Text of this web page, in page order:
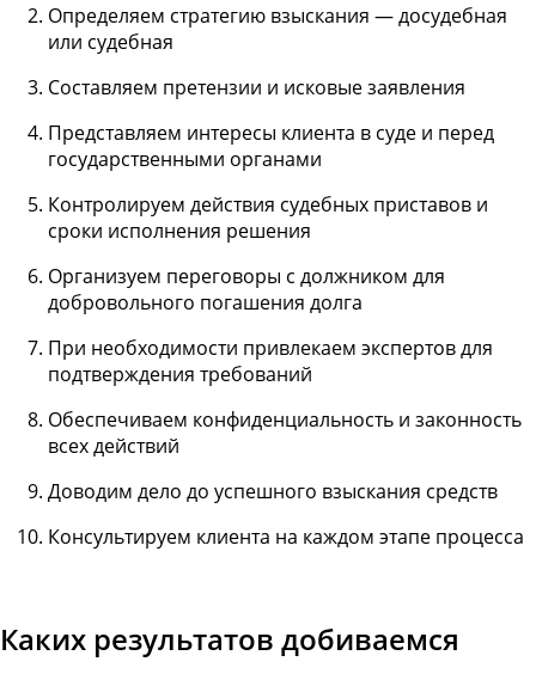
Определяем стратегию взыскания — досудебная
или судебная
Составляем претензии и исковые заявления
Представляем интересы клиента в суде и перед
государственными органами
Контролируем действия судебных приставов и
сроки исполнения решения
Организуем переговоры с должником для
добровольного погашения долга
При необходимости привлекаем экспертов для
подтверждения требований
Обеспечиваем конфиденциальность и законность
всех действий
Доводим дело до успешного взыскания средств
Консультируем клиента на каждом этапе процесса
Каких результатов добиваемся